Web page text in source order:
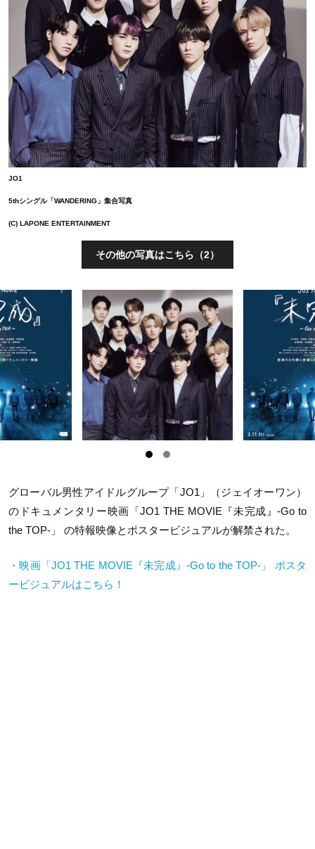
JO1
5thシングル「WANDERING」集合写真
(C) LAPONE ENTERTAINMENT
その他の写真はこちら（2）
グローバル男性アイドルグループ「JO1」（ジェイオーワン）
のドキュメンタリー映画「JO1 THE MOVIE『未完成』-Go to
the TOP-」 の特報映像とポスタービジュアルが解禁された。
・映画「JO1 THE MOVIE『未完成』-Go to the TOP-」 ポスタ
ービジュアルはこちら！